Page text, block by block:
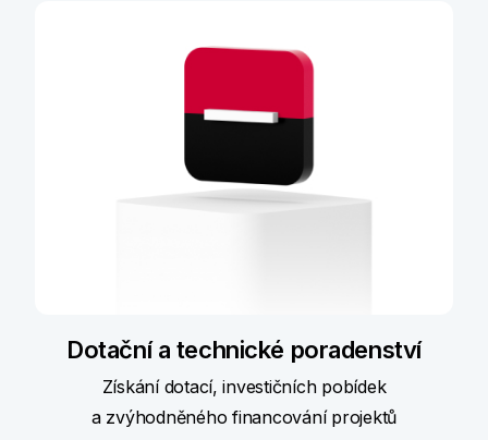
Dotační a technické poradenství
Získání dotací, investičních pobídek
a zvýhodněného financování projektů